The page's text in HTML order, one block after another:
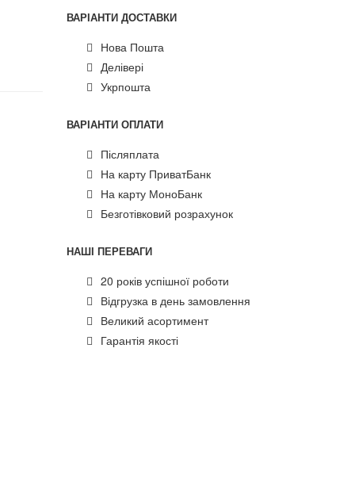
ВАРІАНТИ ДОСТАВКИ
Нова Пошта
Делівері
Укрпошта
ВАРІАНТИ ОПЛАТИ
Післяплата
На карту ПриватБанк
На карту МоноБанк
Безготівковий розрахунок
НАШІ ПЕРЕВАГИ
20 років успішної роботи
Відгрузка в день замовлення
Великий асортимент
Гарантія якості